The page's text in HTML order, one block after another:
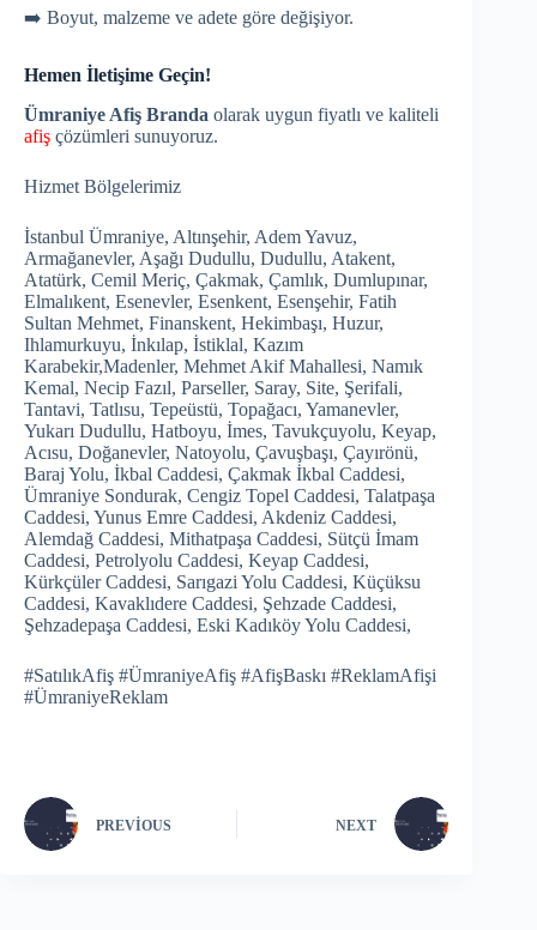
➡️ Boyut, malzeme ve adete göre değişiyor.
Hemen İletişime Geçin!
Ümraniye Afiş Branda olarak uygun fiyatlı ve kaliteli
afiş çözümleri sunuyoruz.
Hizmet Bölgelerimiz
İstanbul Ümraniye, Altınşehir, Adem Yavuz,
Armağanevler, Aşağı Dudullu, Dudullu, Atakent,
Atatürk, Cemil Meriç, Çakmak, Çamlık, Dumlupınar,
Elmalıkent, Esenevler, Esenkent, Esenşehir, Fatih
Sultan Mehmet, Finanskent, Hekimbaşı, Huzur,
Ihlamurkuyu, İnkılap, İstiklal, Kazım
Karabekir,Madenler, Mehmet Akif Mahallesi, Namık
Kemal, Necip Fazıl, Parseller, Saray, Site, Şerifali,
Tantavi, Tatlısu, Tepeüstü, Topağacı, Yamanevler,
Yukarı Dudullu, Hatboyu, İmes, Tavukçuyolu, Keyap,
Acısu, Doğanevler, Natoyolu, Çavuşbaşı, Çayırönü,
Baraj Yolu, İkbal Caddesi, Çakmak İkbal Caddesi,
Ümraniye Sondurak, Cengiz Topel Caddesi, Talatpaşa
Caddesi, Yunus Emre Caddesi, Akdeniz Caddesi,
Alemdağ Caddesi, Mithatpaşa Caddesi, Sütçü İmam
Caddesi, Petrolyolu Caddesi, Keyap Caddesi,
Kürkçüler Caddesi, Sarıgazi Yolu Caddesi, Küçüksu
Caddesi, Kavaklıdere Caddesi, Şehzade Caddesi,
Şehzadepaşa Caddesi, Eski Kadıköy Yolu Caddesi,
#SatılıkAfiş #ÜmraniyeAfiş #AfişBaskı #ReklamAfişi
#ÜmraniyeReklam
PREVIOUS NEXT